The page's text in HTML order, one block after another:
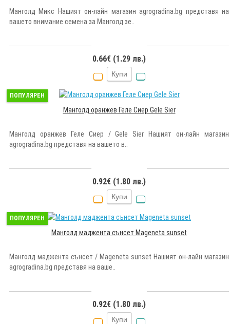
Манголд Микс Нашият он-лайн магазин agrogradina.bg представя на
вашето внимание семена за Манголд зе..
0.66€ (1.29 лв.)
Купи
ПОПУЛЯРЕН
Манголд оранжев Геле Сиер Gele Sier
Манголд оранжев Геле Сиер / Gele Sier Нашият он-лайн магазин
agrogradina.bg представя на вашето в..
0.92€ (1.80 лв.)
Купи
ПОПУЛЯРЕН
Манголд маджента сънсет Mageneta sunset
Манголд маджента сънсет / Mageneta sunset Нашият он-лайн магазин
agrogradina.bg представя на ваше..
0.92€ (1.80 лв.)
Купи